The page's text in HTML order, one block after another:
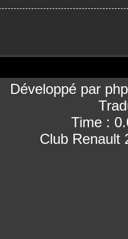
Développé par
Time :
Club Renault